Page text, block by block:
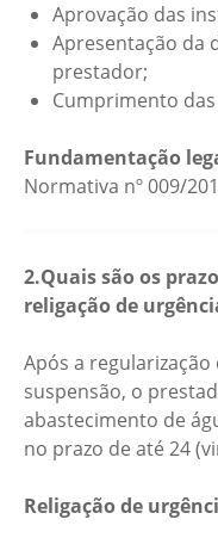
Aprovação das
Apresentação da
prestador;
Cumprimento
Fundamentação
Normativa nº 009/
2.Quais são os
religação de
Após a
suspensão, o
abastecimento de
no prazo de até 24
Religação de